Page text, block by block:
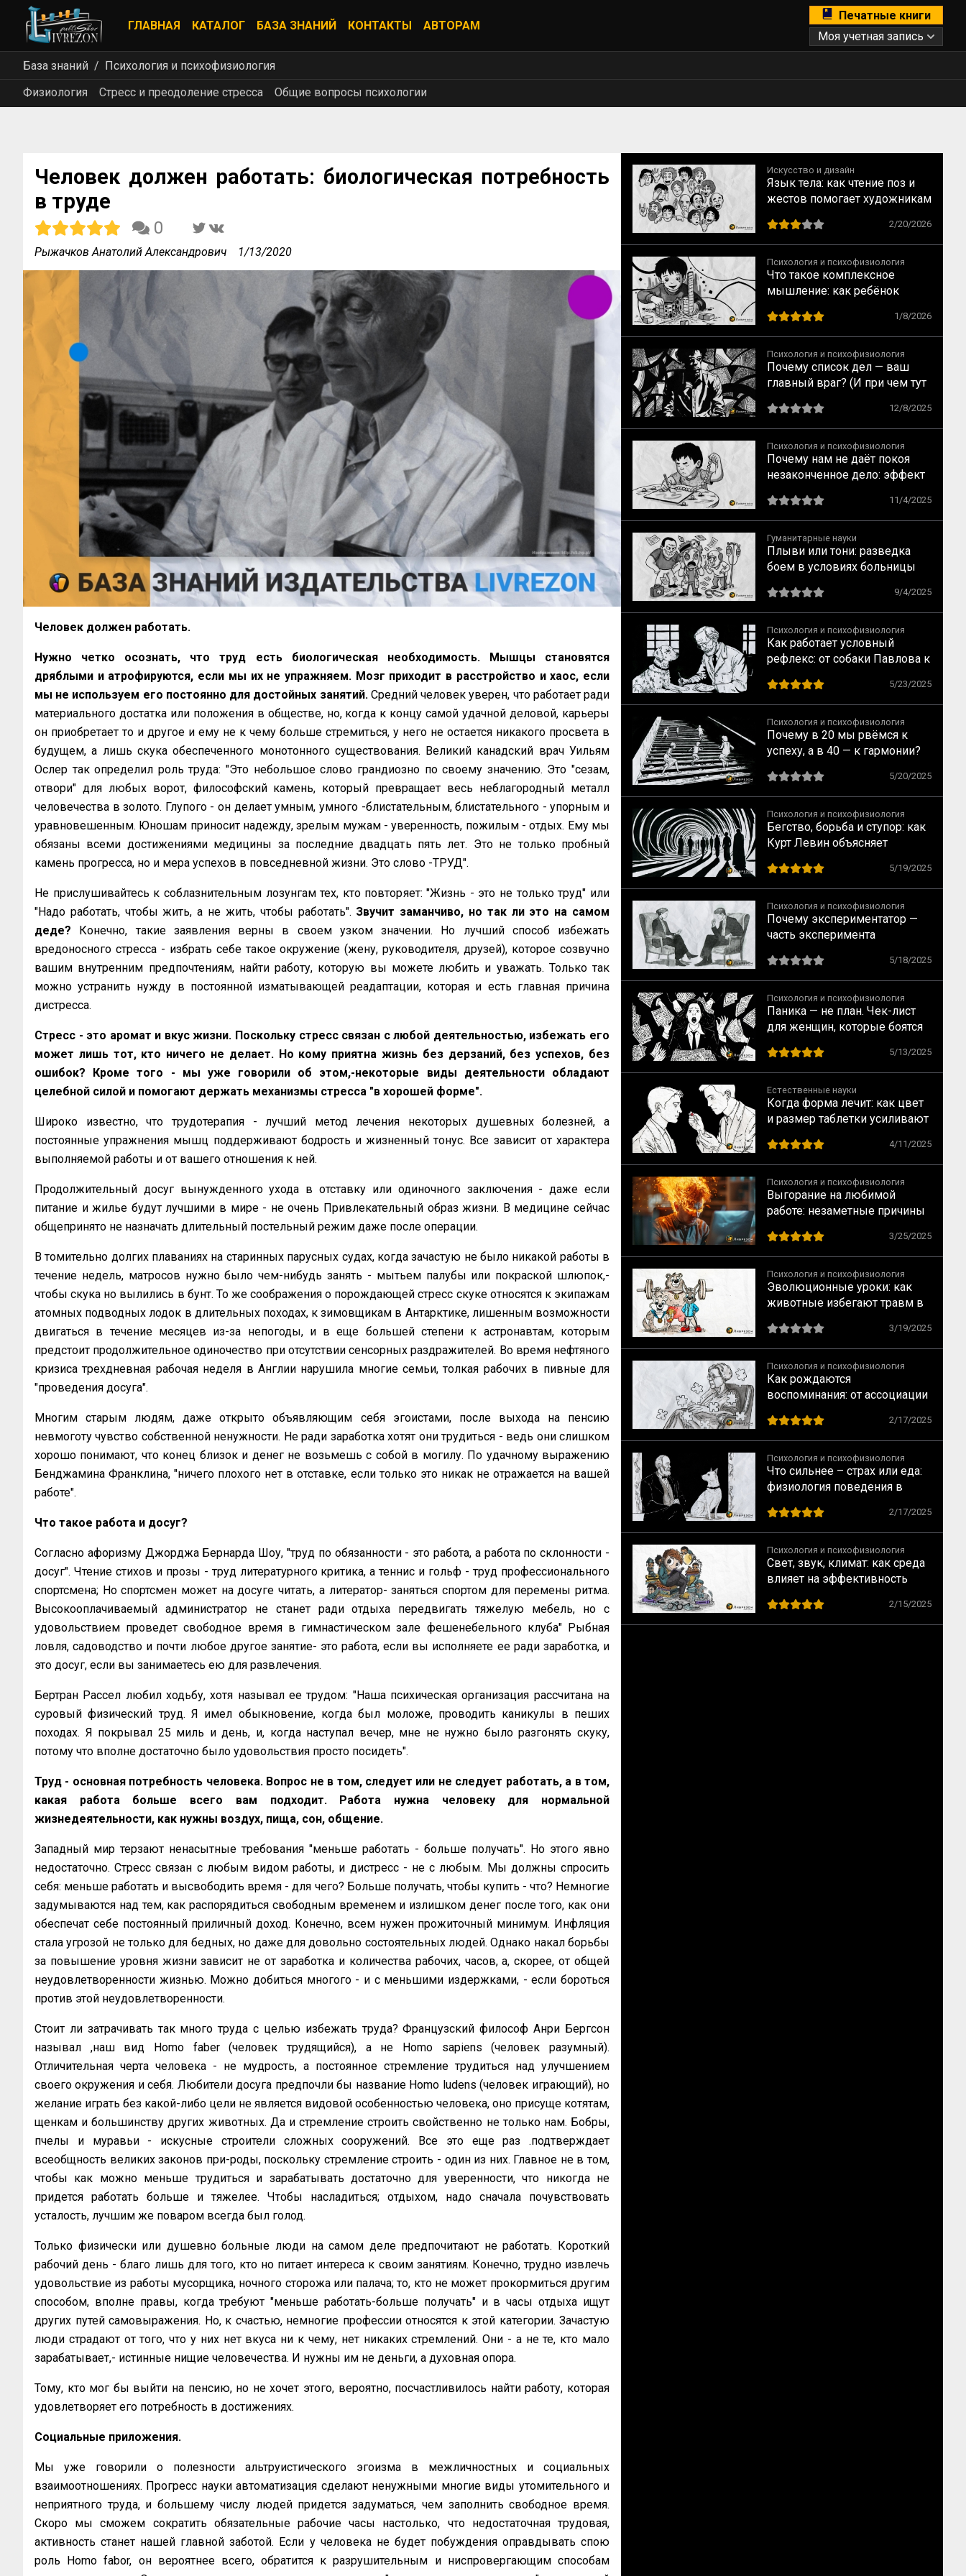
ГЛАВНАЯ КАТАЛОГ БАЗА ЗНАНИЙ КОНТАКТЫ АВТОРАМ
Печатные книги
Моя учетная запись
База знаний
Психология и психофизиология
Физиология
Стресс и преодоление стресса Общие вопросы психологии
Человек должен работать: биологическая потребность
в труде
0
Рыжачков Анатолий Александрович 1/13/2020
Человек должен работать.
Нужно четко осознать, что труд есть биологическая необходимость. Мышцы становятся
дряблыми и атрофируются, если мы их не упражняем. Мозг приходит в расстройство и хаос, если
мы не используем его постоянно для достойных занятий. Средний человек уверен, что работает ради
материального достатка или положения в обществе, но, когда к концу самой удачной деловой, карьеры
он приобретает то и другое и ему не к чему больше стремиться, у него не остается никакого просвета в
будущем, а лишь скука обеспеченного монотонного существования. Великий канадский врач Уильям
Ослер так определил роль труда: "Это небольшое слово грандиозно по своему значению. Это "сезам,
отвори" для любых ворот, философский камень, который превращает весь неблагородный металл
человечества в золото. Глупого - он делает умным, умного -блистательным, блистательного - упорным и
уравновешенным. Юношам приносит надежду, зрелым мужам - уверенность, пожилым - отдых. Ему мы
обязаны всеми достижениями медицины за последние двадцать пять лет. Это не только пробный
камень прогресса, но и мера успехов в повседневной жизни. Это слово -ТРУД".
Не прислушивайтесь к соблазнительным лозунгам тех, кто повторяет: "Жизнь - это не только труд" или
"Надо работать, чтобы жить, а не жить, чтобы работать". Звучит заманчиво, но так ли это на самом
деде? Конечно, такие заявления верны в своем узком значении. Но лучший способ избежать
вредоносного стресса - избрать себе такое окружение (жену, руководителя, друзей), которое созвучно
вашим внутренним предпочтениям, найти работу, которую вы можете любить и уважать. Только так
можно устранить нужду в постоянной изматывающей реадаптации, которая и есть главная причина
дистресса.
Стресс - это аромат и вкус жизни. Поскольку стресс связан с любой деятельностью, избежать его
может лишь тот, кто ничего не делает. Но кому приятна жизнь без дерзаний, без успехов, без
ошибок? Кроме того - мы уже говорили об этом,-некоторые виды деятельности обладают
целебной силой и помогают держать механизмы стресса "в хорошей форме".
Широко известно, что трудотерапия - лучший метод лечения некоторых душевных болезней, а
постоянные упражнения мышц поддерживают бодрость и жизненный тонус. Все зависит от характера
выполняемой работы и от вашего отношения к ней.
Продолжительный досуг вынужденного ухода в отставку или одиночного заключения - даже если
питание и жилье будут лучшими в мире - не очень Привлекательный образ жизни. В медицине сейчас
общепринято не назначать длительный постельный режим даже после операции.
В томительно долгих плаваниях на старинных парусных судах, когда зачастую не было никакой работы в
течение недель, матросов нужно было чем-нибудь занять - мытьем палубы или покраской шлюпок,-
чтобы скука но вылились в бунт. То же соображения о порождающей стресс скуке относятся к экипажам
атомных подводных лодок в длительных походах, к зимовщикам в Антарктике, лишенным возможности
двигаться в течение месяцев из-за непогоды, и в еще большей степени к астронавтам, которым
предстоит продолжительное одиночество при отсутствии сенсорных раздражителей. Во время нефтяного
кризиса трехдневная рабочая неделя в Англии нарушила многие семьи, толкая рабочих в пивные для
"проведения досуга".
Многим старым людям, даже открыто объявляющим себя эгоистами, после выхода на пенсию
невмоготу чувство собственной ненужности. Не ради заработка хотят они трудиться - ведь они слишком
хорошо понимают, что конец близок и денег не возьмешь с собой в могилу. По удачному выражению
Бенджамина Франклина, "ничего плохого нет в отставке, если только это никак не отражается на вашей
работе".
Что такое работа и досуг?
Согласно афоризму Джорджа Бернарда Шоу, "труд по обязанности - это работа, а работа по склонности -
досуг". Чтение стихов и прозы - труд литературного критика, а теннис и гольф - труд профессионального
спортсмена; Но спортсмен может на досуге читать, а литератор- заняться спортом для перемены ритма.
Высокооплачиваемый администратор не станет ради отдыха передвигать тяжелую мебель, но с
удовольствием проведет свободное время в гимнастическом зале фешенебельного клуба" Рыбная
ловля, садоводство и почти любое другое занятие- это работа, если вы исполняете ее ради заработка, и
это досуг, если вы занимаетесь ею для развлечения.
Бертран Рассел любил ходьбу, хотя называл ее трудом: "Наша психическая организация рассчитана на
суровый физический труд. Я имел обыкновение, когда был моложе, проводить каникулы в пеших
походах. Я покрывал 25 миль и день, и, когда наступал вечер, мне не нужно было разгонять скуку,
потому что вполне достаточно было удовольствия просто посидеть".
Труд - основная потребность человека. Вопрос не в том, следует или не следует работать, а в том,
какая работа больше всего вам подходит. Работа нужна человеку для нормальной
жизнедеятельности, как нужны воздух, пища, сон, общение.
Западный мир терзают ненасытные требования "меньше работать - больше получать". Но этого явно
недостаточно. Стресс связан с любым видом работы, и дистресс - не с любым. Мы должны спросить
себя: меньше работать и высвободить время - для чего? Больше получать, чтобы купить - что? Немногие
задумываются над тем, как распорядиться свободным временем и излишком денег после того, как они
обеспечат себе постоянный приличный доход. Конечно, всем нужен прожиточный минимум. Инфляция
стала угрозой не только для бедных, но даже для довольно состоятельных людей. Однако накал борьбы
за повышение уровня жизни зависит не от заработка и количества рабочих, часов, а, скорее, от общей
неудовлетворенности жизнью. Можно добиться многого - и с меньшими издержками, - если бороться
против этой неудовлетворенности.
Стоит ли затрачивать так много труда с целью избежать труда? Французский философ Анри Бергсон
называл ,наш вид Homo faber (человек трудящийся), а не Homo sapiens (человек разумный).
Отличительная черта человека - не мудрость, а постоянное стремление трудиться над улучшением
своего окружения и себя. Любители досуга предпочли бы название Homo ludens (человек играющий), но
желание играть без какой-либо цели не является видовой особенностью человека, оно присуще котятам,
щенкам и большинству других животных. Да и стремление строить свойственно не только нам. Бобры,
пчелы и муравьи - искусные строители сложных сооружений. Все это еще раз .подтверждает
всеобщность великих законов при-роды, поскольку стремление строить - один из них. Главное не в том,
чтобы как можно меньше трудиться и зарабатывать достаточно для уверенности, что никогда не
придется работать больше и тяжелее. Чтобы насладиться; отдыхом, надо сначала почувствовать
усталость, лучшим же поваром всегда был голод.
Только физически или душевно больные люди на самом деле предпочитают не работать. Короткий
рабочий день - благо лишь для того, кто но питает интереса к своим занятиям. Конечно, трудно извлечь
удовольствие из работы мусорщика, ночного сторожа или палача; то, кто не может прокормиться другим
способом, вполне правы, когда требуют "меньше работать-больше получать" и в часы отдыха ищут
других путей самовыражения. Но, к счастью, немногие профессии относятся к этой категории. Зачастую
люди страдают от того, что у них нет вкуса ни к чему, нет никаких стремлений. Они - а не те, кто мало
зарабатывает,- истинные нищие человечества. И нужны им не деньги, а духовная опора.
Тому, кто мог бы выйти на пенсию, но не хочет этого, вероятно, посчастливилось найти работу, которая
удовлетворяет его потребность в достижениях.
Социальные приложения.
Мы уже говорили о полезности альтруистического эгоизма в межличностных и социальных
взаимоотношениях. Прогресс науки автоматизация сделают ненужными многие виды утомительного и
неприятного труда, и большему числу людей придется задуматься, чем заполнить свободное время.
Скоро мы сможем сократить обязательные рабочие часы настолько, что недостаточная трудовая,
активность станет нашей главной заботой. Если у человека не будет побуждения оправдывать спою
роль Homo fabor, oн вероятнее всего, обратится к разрушительным и ниспровергающим способам
Искусство и дизайн
Язык тела: как чтение поз и
жестов помогает художникам
слов
2/20/2026
Психология и психофизиология
Что такое комплексное
мышление: как ребёнок
понятиям по Выготскому1/8/2026
Психология и психофизиология
Почему список дел — ваш
главный враг? (И при чем тут
12/8/2025
Психология и психофизиология
Почему нам не даёт покоя
незаконченное дело: эффект
Курту Левину
11/4/2025
Гуманитарные науки
Плыви или тони: разведка
боем в условиях больницы
9/4/2025
Психология и психофизиология
Как работает условный
рефлекс: от собаки Павлова к
5/23/2025
Психология и психофизиология
Почему в 20 мы рвёмся к
успеху, а в 40 — к гармонии?
желания
5/20/2025
Психология и психофизиология
Бегство, борьба и ступор: как
Курт Левин объясняет
жизни
5/19/2025
Психология и психофизиология
Почему экспериментатор —
часть эксперимента
5/18/2025
Психология и психофизиология
Паника — не план. Чек-лист
для женщин, которые боятся
5/13/2025
Естественные науки
Когда форма лечит: как цвет
и размер таблетки усиливают
4/11/2025
Психология и психофизиология
Выгорание на любимой
работе: незаметные причины
3/25/2025
Психология и психофизиология
Эволюционные уроки: как
животные избегают травм в
3/19/2025
Психология и психофизиология
Как рождаются
воспоминания: от ассоциации
2/17/2025
Психология и психофизиология
Что сильнее – страх или еда:
физиология поведения в
2/17/2025
Психология и психофизиология
Свет, звук, климат: как среда
влияет на эффективность
2/15/2025